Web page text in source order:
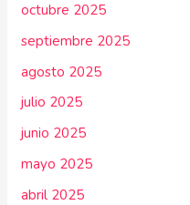
octubre 2025
septiembre 2025
agosto 2025
julio 2025
junio 2025
mayo 2025
abril 2025